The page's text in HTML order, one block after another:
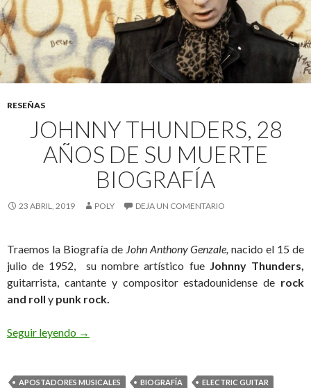
RESEÑAS
JOHNNY THUNDERS, 28
AÑOS DE SU MUERTE
BIOGRAFÍA
23 ABRIL, 2019 POLY DEJA UN COMENTARIO
Traemos la Biografía de John Anthony Genzale, nacido el 15 de
julio de 1952, su nombre artístico fue Johnny Thunders,
guitarrista, cantante y compositor estadounidense de rock
and roll y punk rock.
Seguir leyendo Johnny Thunders, 28 años de su muerte Biografía
→
APOSTADORES MUSICALES BIOGRAFÍA
ELECTRIC GUITAR